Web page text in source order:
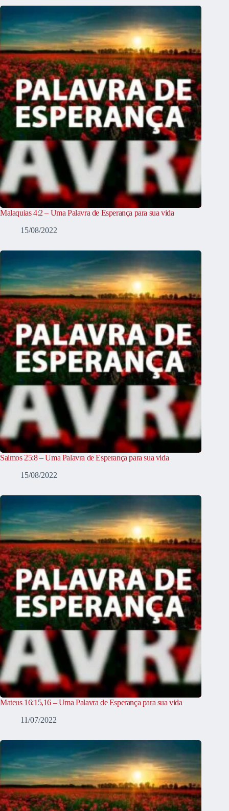
Malaquias 4:2 – Uma Palavra de Esperança para sua vida
15/08/2022
Salmos 25:8 – Uma Palavra de Esperança para sua vida
15/08/2022
Mateus 16:15,16 – Uma Palavra de Esperança para sua vida
11/07/2022